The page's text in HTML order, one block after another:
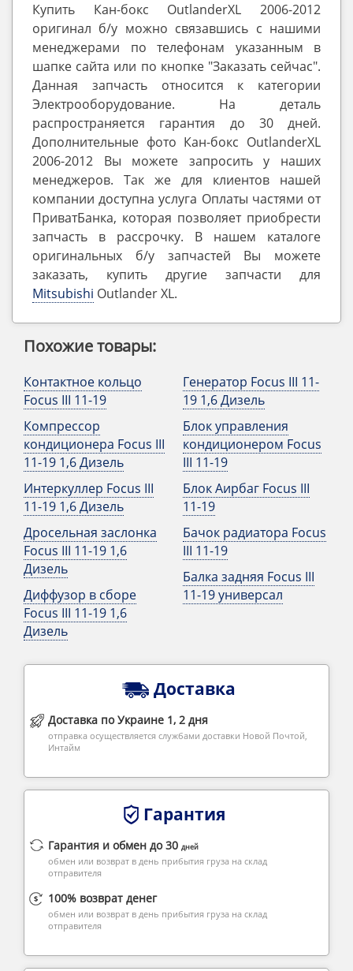
Купить Кан-бокс OutlanderXL 2006-2012
оригинал б/у можно связавшись с нашими
менеджерами по телефонам указанным в
шапке сайта или по кнопке "Заказать сейчас".
Данная запчасть относится к категории
Электрооборудование. На деталь
распространяется гарантия до 30 дней.
Дополнительные фото Кан-бокс OutlanderXL
2006-2012 Вы можете запросить у наших
менеджеров. Так же для клиентов нашей
компании доступна услуга Оплаты частями от
ПриватБанка, которая позволяет приобрести
запчасть в рассрочку. В нашем каталоге
оригинальных б/у запчастей Вы можете
заказать, купить другие запчасти для
Mitsubishi Outlander ‎XL.
Похожие товары:
Контактное кольцо
Focus III 11-19
Компрессор
кондиционера Focus III
11-19 1,6 Дизель
Интеркуллер Focus III
11-19 1,6 Дизель
Дросельная заслонка
Focus III 11-19 1,6
Дизель
Диффузор в сборе
Focus III 11-19 1,6
Дизель
Генератор Focus III 11-
19 1,6 Дизель
Блок управления
кондиционером Focus
III 11-19
Блок Аирбаг Focus III
11-19
Бачок радиатора Focus
III 11-19
Балка задняя Focus III
11-19 универсал
Доставка
Доставка по Украине 1, 2 дня
отправка осуществляется службами доставки Новой Почтой,
Интайм
Гарантия
Гарантия и обмен до 30 дней
обмен или возврат в день прибытия груза на склад
отправителя
100% возврат денег
обмен или возврат в день прибытия груза на склад
отправителя